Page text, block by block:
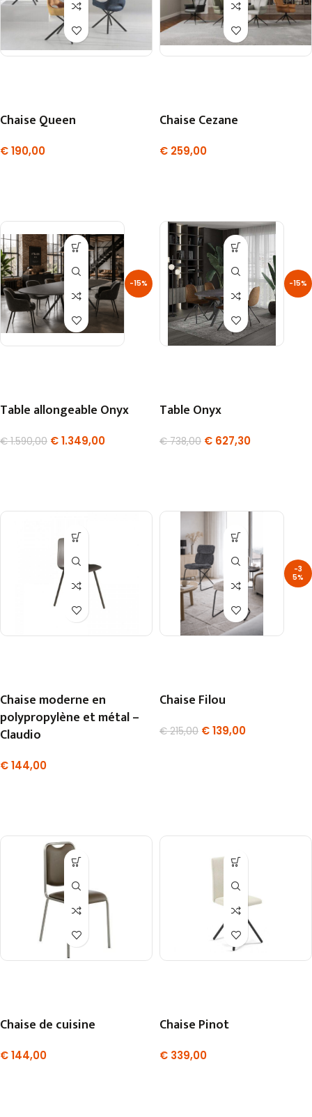
Chaise Queen
€190,00
Chaise Cezane
€ 259,00
-15%
Table allongeable Onyx
€1.590,00 €1.349,00
-15%
Table Onyx
€738,00 € 627,30
Chaise moderne en
polypropylène et métal –
Claudio
€144,00
-3
5%
Chaise Filou
€215,00 €139,00
Chaise de cuisine
€144,00
Chaise Pinot
€ 339,00